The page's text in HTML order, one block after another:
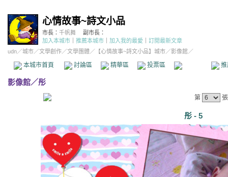
心情故事~詩文小品
市長： 千帆舞
副市長：
加入本城市
推薦本城市 加入我的最愛
訂閱最新文章
udn／城市／文學創作／文學團體／ 【心情故事~詩文小品】城市／影像館／
本城市首頁 討論區 精華區 投票區 影像館
影像館／彤
第
彤 - 5